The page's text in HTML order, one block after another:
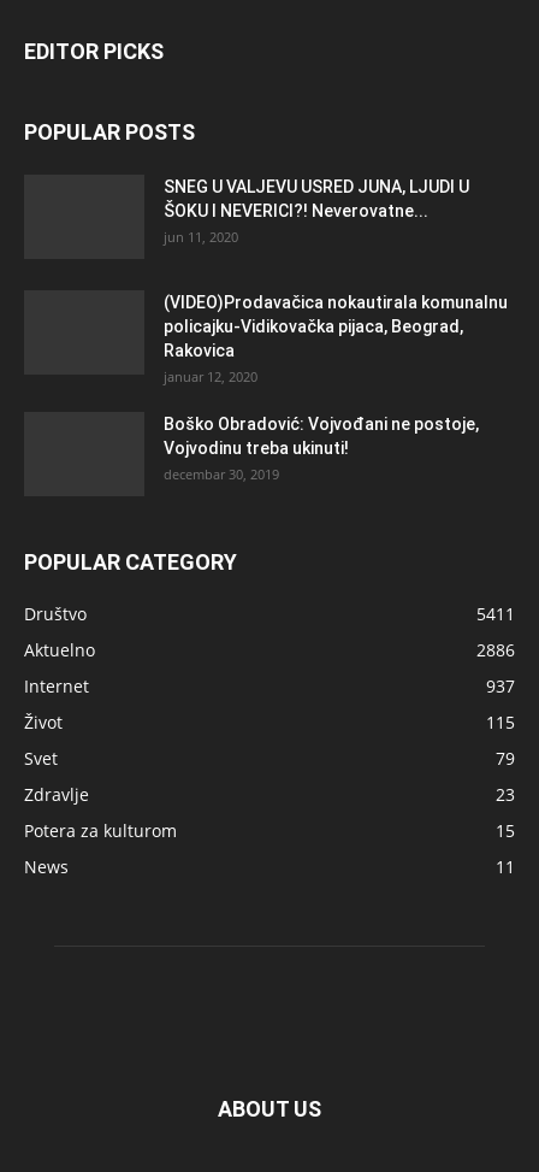
EDITOR PICKS
POPULAR POSTS
SNEG U VALJEVU USRED JUNA, LJUDI U
ŠOKU I NEVERICI?! Neverovatne...
jun 11, 2020
(VIDEO)Prodavačica nokautirala komunalnu
policajku-Vidikovačka pijaca, Beograd,
Rakovica
januar 12, 2020
Boško Obradović: Vojvođani ne postoje,
Vojvodinu treba ukinuti!
decembar 30, 2019
POPULAR CATEGORY
Društvo
5411
Aktuelno
2886
Internet
937
Život
115
Svet
79
Zdravlje
23
Potera za kulturom
15
News
11
ABOUT US